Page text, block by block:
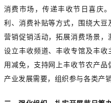
消费市场，传递丰收节日喜庆
利、消费补贴等方式，围绕大
营销促销活动，拓展消费场景
设立丰收频道、丰收专馆及丰收
用减免，支持网上丰收节农产
产业发展需要，组织参与各类产